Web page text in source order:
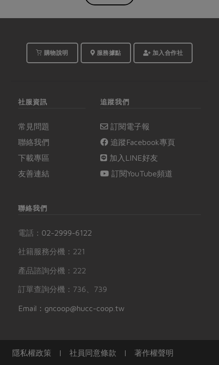
購物說明 服務據點 加入合作社
社服資訊
常見問題
聯絡我們
下載專區
友善連結
追蹤我們
訂閱電子報
追蹤Facebook專頁
加入LINE好友
訂閱YouTube頻道
聯絡我們
電話： 02-2999-6122
社籍服務分機：221
產品諮詢分機：222
訂單查詢分機：736、739
Email：gncoop@hucc-coop.tw
隱私權政策 | 社員同意條款 | 著作權聲明